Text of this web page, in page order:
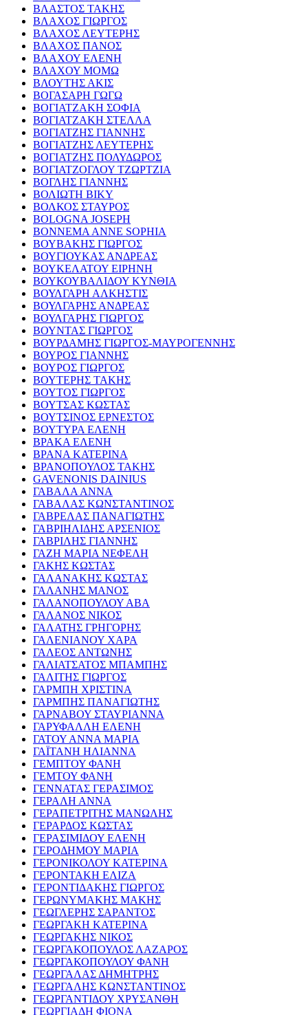
ΒΛΑΣΤΟΣ ΤΑΚΗΣ
ΒΛΑΧΟΣ ΓΙΩΡΓΟΣ
ΒΛΑΧΟΣ ΛΕΥΤΕΡΗΣ
ΒΛΑΧΟΣ ΠΑΝΟΣ
ΒΛΑΧΟΥ ΕΛΕΝΗ
ΒΛΑΧΟΥ ΜΟΜΩ
ΒΛΟΥΤΗΣ ΑΚΙΣ
ΒΟΓΑΣΑΡΗ ΓΩΓΩ
ΒΟΓΙΑΤΖΑΚΗ ΣΟΦΙΑ
ΒΟΓΙΑΤΖΑΚΗ ΣΤΕΛΛΑ
ΒΟΓΙΑΤΖΗΣ ΓΙΑΝΝΗΣ
ΒΟΓΙΑΤΖΗΣ ΛΕΥΤΕΡΗΣ
ΒΟΓΙΑΤΖΗΣ ΠΟΛΥΔΩΡΟΣ
ΒΟΓΙΑΤΖΟΓΛΟΥ ΤΖΩΡΤΖΙΑ
ΒΟΓΛΗΣ ΓΙΑΝΝΗΣ
ΒΟΛΙΩΤΗ ΒΙΚΥ
ΒΟΛΚΟΣ ΣΤΑΥΡΟΣ
BOLOGNA JOSEPH
BONNEMA ANNE SOPHIA
ΒΟΥΒΑΚΗΣ ΓΙΩΡΓΟΣ
ΒΟΥΓΙΟΥΚΑΣ ΑΝΔΡΕΑΣ
ΒΟΥΚΕΛΑΤΟΥ ΕΙΡΗΝΗ
ΒΟΥΚΟΥΒΑΛΙΔΟΥ ΚΥΝΘΙΑ
ΒΟΥΛΓΑΡΗ ΑΛΚΗΣΤΙΣ
ΒΟΥΛΓΑΡΗΣ ΑΝΔΡΕΑΣ
ΒΟΥΛΓΑΡΗΣ ΓΙΩΡΓΟΣ
ΒΟΥΝΤΑΣ ΓΙΩΡΓΟΣ
ΒΟΥΡΔΑΜΗΣ ΓΙΩΡΓΟΣ-ΜΑΥΡΟΓΕΝΝΗΣ
ΒΟΥΡΟΣ ΓΙΑΝΝΗΣ
ΒΟΥΡΟΣ ΓΙΩΡΓΟΣ
ΒΟΥΤΕΡΗΣ ΤΑΚΗΣ
ΒΟΥΤΟΣ ΓΙΩΡΓΟΣ
ΒΟΥΤΣΑΣ ΚΩΣΤΑΣ
ΒΟΥΤΣΙΝΟΣ ΕΡΝΕΣΤΟΣ
ΒΟΥΤΥΡΑ ΕΛΕΝΗ
ΒΡΑΚΑ ΕΛΕΝΗ
ΒΡΑΝΑ ΚΑΤΕΡΙΝΑ
ΒΡΑΝΟΠΟΥΛΟΣ ΤΑΚΗΣ
GAVENONIS DAINIUS
ΓΑΒΑΛΑ ΑΝΝΑ
ΓΑΒΑΛΑΣ ΚΩΝΣΤΑΝΤΙΝΟΣ
ΓΑΒΡΕΛΑΣ ΠΑΝΑΓΙΩΤΗΣ
ΓΑΒΡΙΗΛΙΔΗΣ ΑΡΣΕΝΙΟΣ
ΓΑΒΡΙΛΗΣ ΓΙΑΝΝΗΣ
ΓΑΖΗ ΜΑΡΙΑ ΝΕΦΕΛΗ
ΓΑΚΗΣ ΚΩΣΤΑΣ
ΓΑΛΑΝΑΚΗΣ ΚΩΣΤΑΣ
ΓΑΛΑΝΗΣ ΜΑΝΟΣ
ΓΑΛΑΝΟΠΟΥΛΟΥ ΑΒΑ
ΓΑΛΑΝΟΣ ΝΙΚΟΣ
ΓΑΛΑΤΗΣ ΓΡΗΓΟΡΗΣ
ΓΑΛΕΝΙΑΝΟΥ ΧΑΡΑ
ΓΑΛΕΟΣ ΑΝΤΩΝΗΣ
ΓΑΛΙΑΤΣΑΤΟΣ ΜΠΑΜΠΗΣ
ΓΑΛΙΤΗΣ ΓΙΩΡΓΟΣ
ΓΑΡΜΠΗ ΧΡΙΣΤΙΝΑ
ΓΑΡΜΠΗΣ ΠΑΝΑΓΙΩΤΗΣ
ΓΑΡΝΑΒΟΥ ΣΤΑΥΡΙΑΝΝΑ
ΓΑΡΥΦΑΛΛΗ ΕΛΕΝΗ
ΓΑΤΟΥ ΑΝΝΑ ΜΑΡΙΑ
ΓΑΪΤΑΝΗ ΗΛΙΑΝΝΑ
ΓΕΜΠΤΟΥ ΦΑΝΗ
ΓΕΜΤΟΥ ΦΑΝΗ
ΓΕΝΝΑΤΑΣ ΓΕΡΑΣΙΜΟΣ
ΓΕΡΑΛΗ ΑΝΝΑ
ΓΕΡΑΠΕΤΡΙΤΗΣ ΜΑΝΩΛΗΣ
ΓΕΡΑΡΔΟΣ ΚΩΣΤΑΣ
ΓΕΡΑΣΙΜΙΔΟΥ ΕΛΕΝΗ
ΓΕΡΟΔΗΜΟΥ ΜΑΡΙΑ
ΓΕΡΟΝΙΚΟΛΟΥ ΚΑΤΕΡΙΝΑ
ΓΕΡΟΝΤΑΚΗ ΕΛΙΖΑ
ΓΕΡΟΝΤΙΔΑΚΗΣ ΓΙΩΡΓΟΣ
ΓΕΡΩΝΥΜΑΚΗΣ ΜΑΚΗΣ
ΓΕΩΓΛΕΡΗΣ ΣΑΡΑΝΤΟΣ
ΓΕΩΡΓΑΚΗ ΚΑΤΕΡΙΝΑ
ΓΕΩΡΓΑΚΗΣ ΝΙΚΟΣ
ΓΕΩΡΓΑΚΟΠΟΥΛΟΣ ΛΑΖΑΡΟΣ
ΓΕΩΡΓΑΚΟΠΟΥΛΟΥ ΦΑΝΗ
ΓΕΩΡΓΑΛΑΣ ΔΗΜΗΤΡΗΣ
ΓΕΩΡΓΑΛΗΣ ΚΩΝΣΤΑΝΤΙΝΟΣ
ΓΕΩΡΓΑΝΤΙΔΟΥ ΧΡΥΣΑΝΘΗ
ΓΕΩΡΓΙΑΔΗ ΦΙΟΝΑ